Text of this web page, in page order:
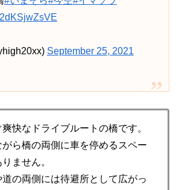
September 25, 2021
快なドライブルートの橋です。
ら橋の両側に車を停めるスペー
ません。
の両側には待避所として広がっ